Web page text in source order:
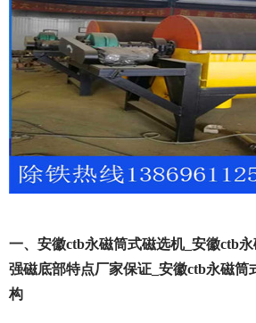
一、安徽ctb永磁筒式磁选机_安徽ctb
强磁底部特点厂家保证_安徽ctb永磁筒
构